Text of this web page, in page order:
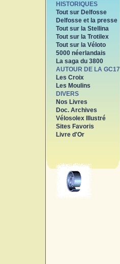
HISTORIQUES
Tout sur Delfosse
Delfosse et la presse
Tout sur la Stellina
Tout sur la Trotilex
Tout sur la Véloto
5000 néerlandais
La saga du 3800
AUTOUR DE LA GC17
Les Croix
Les Moulins
DIVERS
Nos Livres
Doc. Archives
Vélosolex Illustré
Sites Favoris
Livre d'Or